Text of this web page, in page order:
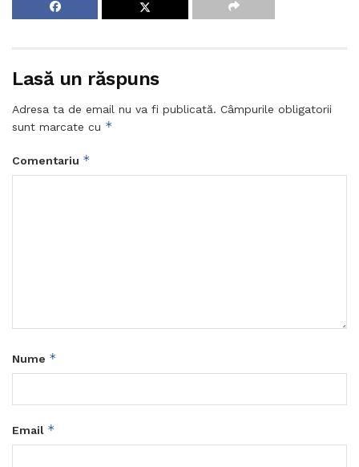
Lasă un răspuns
Adresa ta de email nu va fi publicată. Câmpurile obligatorii
sunt marcate cu *
Comentariu *
Nume *
Email *